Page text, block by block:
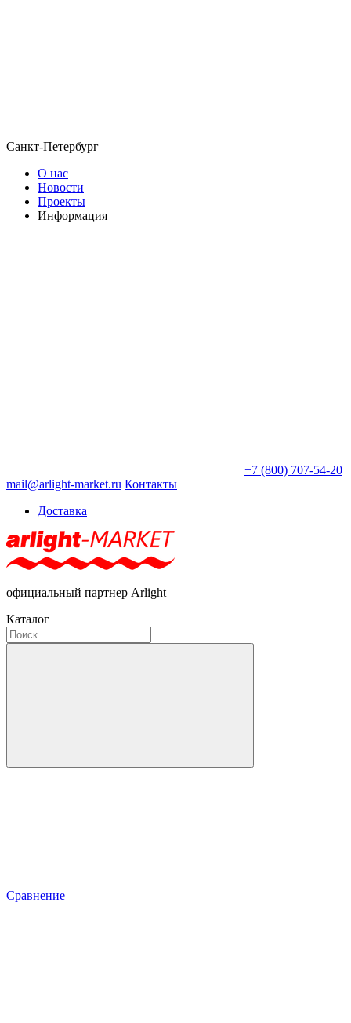
Санкт-Петербург
О нас
Новости
Проекты
Информация
+7 (800) 707-54-20
mail@arlight-market.ru Контакты
Доставка
официальный партнер Arlight
Каталог
Сравнение